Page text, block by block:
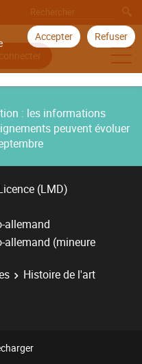
Accepter Refuser
: les informations
peuvent évoluer
(LMD)
allemand
allemand (mineure
Histoire de l'art